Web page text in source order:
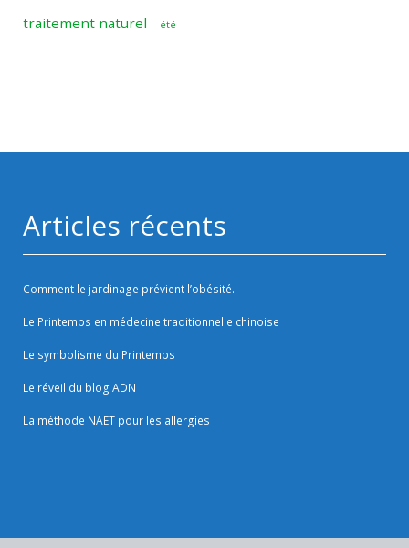
traitement naturel été
Articles récents
Comment le jardinage prévient l’obésité.
Le Printemps en médecine traditionnelle chinoise
Le symbolisme du Printemps
Le réveil du blog ADN
La méthode NAET pour les allergies